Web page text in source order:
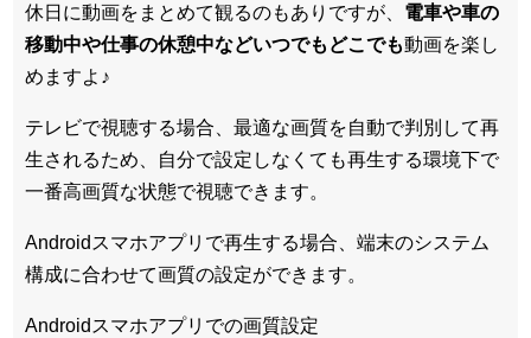
休日に動画をまとめて観るのもありですが、 電車や車の
移動中や仕事の休憩中などいつでもどこでも動画を楽し
めますよ♪
テレビで視聴する場合、最適な画質を自動で判別して再
生されるため、
自分で設定しなくても再生する環境下で
一番高画質な状態で視聴できます。
Androidスマホアプリで再生する場合、端末のシステム
構成に合わせて画質の設定ができます。
Androidスマホアプリでの画質設定